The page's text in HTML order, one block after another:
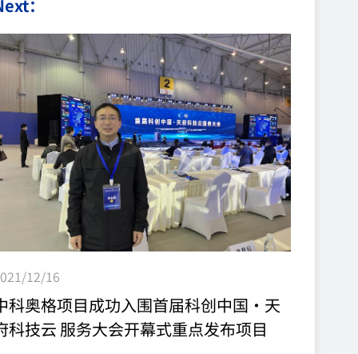
给了一位脑死亡志愿者，短期内各项功能正常。
年来，随着基因编辑等生物技术的快速发展，使得
物种的器官移植成为可能，越来越多的人将从猪以
其他动物身上获取器官。 但与此同时，异种器官
植也遭遇诸多技术挑战以及伦理困境。 为了更好地
讨这一技术，生物科学的几个直播平台于12月16日
...
：
12/16
科奥格项目成功入围首届科创中国·天
科技云 服务大会开幕式重点发布项目